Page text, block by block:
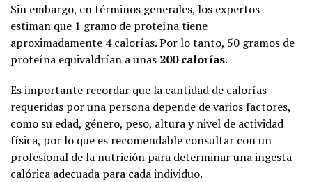
Sin embargo, en términos generales, los expertos
estiman que 1 gramo de proteína tiene
aproximadamente 4 calorías. Por lo tanto, 50 gramos de
proteína equivaldrían a unas 200 calorías.
Es importante recordar que la cantidad de calorías
requeridas por una persona depende de varios factores,
como su edad, género, peso, altura y nivel de actividad
física, por lo que es recomendable consultar con un
profesional de la nutrición para determinar una ingesta
calórica adecuada para cada individuo.